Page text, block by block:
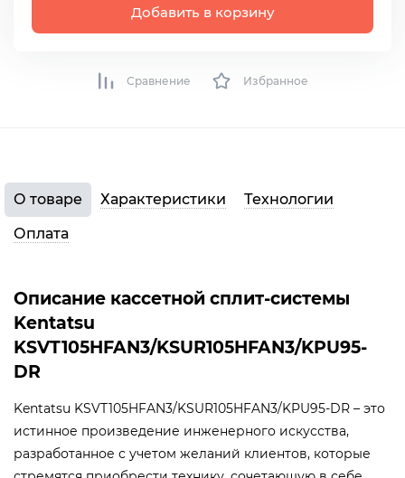
Добавить в корзину
Сравнение Избранное
О товаре Характеристики
Технологии
Оплата
Описание кассетной сплит-системы
Kentatsu
KSVT105HFAN3/KSUR105HFAN3/KPU95-
DR
Kentatsu KSVT105HFAN3/KSUR105HFAN3/KPU95-DR – это
истинное произведение инженерного искусства,
разработанное с учетом желаний клиентов, которые